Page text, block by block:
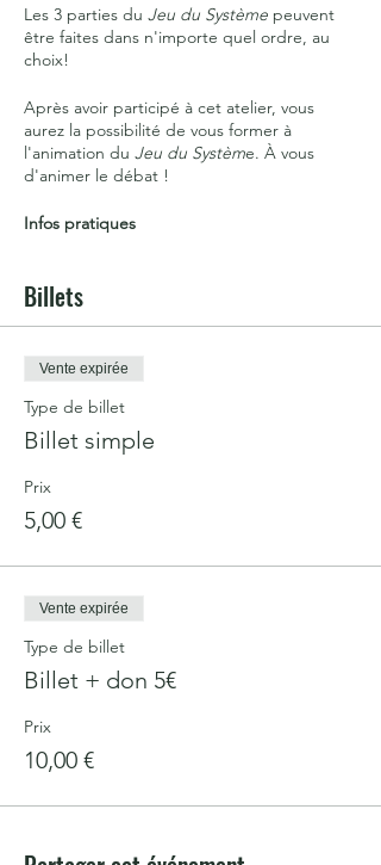
Les 3 parties du Jeu du Système peuvent
être faites dans n'importe quel ordre, au
choix!
Après avoir participé à cet atelier, vous
aurez la possibilité de vous former à
l'animation du Jeu du Système. À vous
d'animer le débat !
Infos pratiques
assurer la fluidité des échanges, ainsi qu'un
envoyés par mail quelques jours avant.
· Merci d'arriver 5mn en avance pour
commencer et terminer à l'heure.
Un coupon sera fourni pour vous ré-inscrire
gratuitement à un autre atelier si vous
annulez plus de 24h avant ou si l'atelier est
annulé faute de participants (le minimum
Billets
Vente expirée
Type de billet
Billet simple
Prix
5,00 €
Vente expirée
Type de billet
Billet + don 5€
Prix
10,00 €